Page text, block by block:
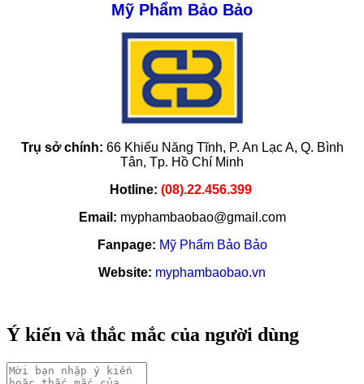
Mỹ Phẩm Bảo Bảo
Trụ sở chính: 66 Khiếu Năng Tĩnh, P. An Lạc A, Q. Bình
Tân, Tp. Hồ Chí Minh
Hotline: (08).22.456.399
Email: myphambaobao@gmail.com
Fanpage: Mỹ Phẩm Bảo Bảo
Website: myphambaobao.vn
Ý kiến và thắc mắc của người dùng